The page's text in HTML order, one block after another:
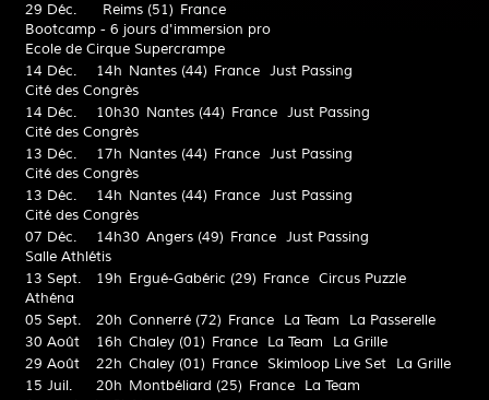
29 Déc. Reims (51) France
Bootcamp - 6 jours d'immersion pro
Ecole de Cirque Supercrampe
14 Déc.
14h Nantes (44) France Just Passing
Cité des Congrès
14 Déc.
10h30 Nantes (44) France Just Passing
Cité des Congrès
13 Déc.
17h Nantes (44) France Just Passing
Cité des Congrès
13 Déc.
14h Nantes (44) France Just Passing
Cité des Congrès
07 Déc.
14h30 Angers (49) France Just Passing
Salle Athlétis
13 Sept.
19h Ergué-Gabéric (29) France Circus Puzzle
Athéna
05 Sept.
20h Connerré (72) France La Team
La Passerelle
30 Août
16h Chaley (01) France La Team
La Grille
29 Août
22h Chaley (01) France Skimloop Live Set
La Grille
15 Juil.
20h Montbéliard (25) France
La Team